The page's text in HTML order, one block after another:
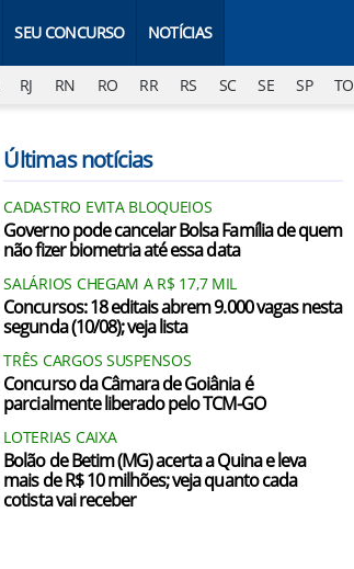
SEU CONCURSO NOTÍCIAS
RJ RN RO RR RS SC SE SP TO
Últimas notícias
CADASTRO EVITA BLOQUEIOS
Governo pode cancelar Bolsa Família de quem
não fizer biometria até essa data
SALÁRIOS CHEGAM A R$ 17,7 MIL
Concursos: 18 editais abrem 9.000 vagas nesta
segunda (10/08); veja lista
TRÊS CARGOS SUSPENSOS
Concurso da Câmara de Goiânia é
parcialmente liberado pelo TCM-GO
LOTERIAS CAIXA
Bolão de Betim (MG) acerta a Quina e leva
mais de R$ 10 milhões; veja quanto cada
cotista vai receber